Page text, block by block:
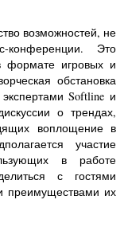
возможностей, не
конференции. Это
формате игровых и
обстановка
Softline и
о трендах,
воплощение в
участие
в работе
с гостями
преимуществами их